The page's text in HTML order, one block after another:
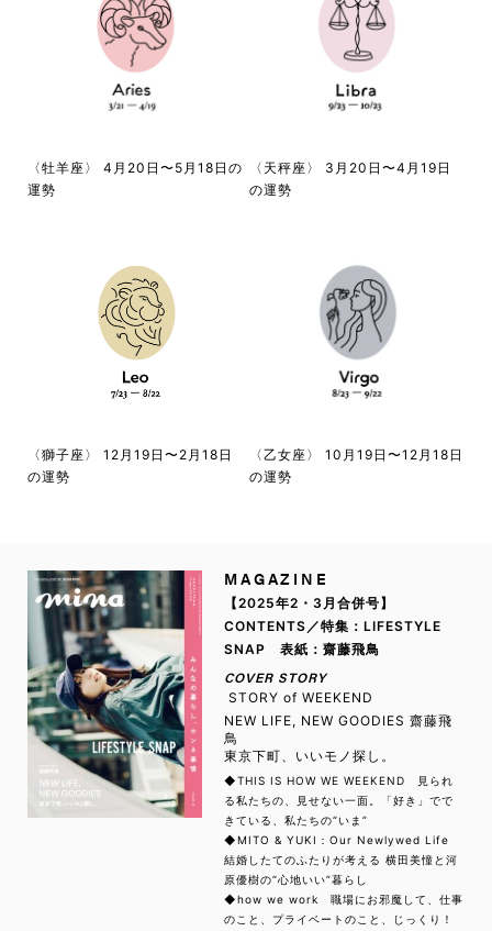
〈牡羊座〉 4月20日〜5月18日の
運勢
〈天秤座〉 3月20日〜4月19日
の運勢
〈獅子座〉 12月19日〜2月18日
の運勢
〈乙女座〉 10月19日〜12月18日
の運勢
MAGAZINE
【2025年2・3月合併号】
CONTENTS／特集：LIFESTYLE
SNAP 表紙：齋藤飛鳥
COVER STORY
STORY of WEEKEND
NEW LIFE, NEW GOODIES 齋藤飛
鳥
東京下町、いいモノ探し。
◆THIS IS HOW WE WEEKEND 見られ
る私たちの、見せない一面。「好き」でで
きている、私たちの“いま”
◆MITO & YUKI：Our Newlywed Life
結婚したてのふたりが考える 横田美憧と河
原優樹の“心地いい”暮らし
◆how we work 職場にお邪魔して、仕事
のこと、プライベートのこと、じっくり！